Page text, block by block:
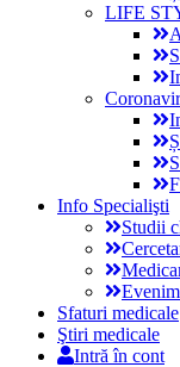
LIFE
Info Specialişti
Studii
Sfaturi medicale
Ştiri medicale
Intră în cont